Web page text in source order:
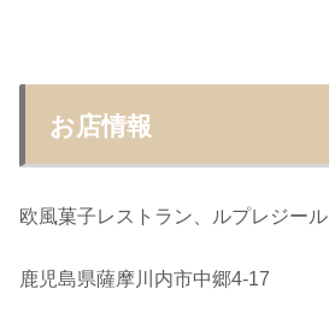
お店情報
欧風菓子レストラン、ルプレジール
鹿児島県薩摩川内市中郷4-17